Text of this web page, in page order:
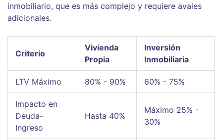
inmobiliario, que es más complejo y requiere avales
adicionales.
Criterio
Vivienda
Propia
Inversión
Inmobiliaria
LTV Máximo 80% - 90% 60% - 75%
Impacto en
Deuda-
Ingreso
Hasta 40%
Máximo 25% -
30%